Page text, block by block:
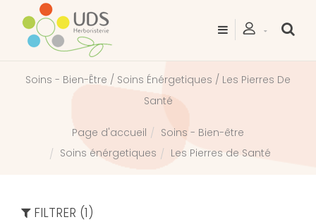
Soins - Bien-Être / Soins Énérgetiques / Les Pierres De
Santé
Page d'accueil
Soins - Bien-être
Soins énérgetiques
Les Pierres de Santé
FILTRER (1)